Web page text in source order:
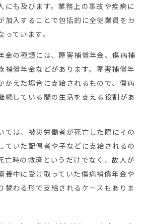
にも及びます。業務上の事故や疾病に
加入することで包括的に全従業員をカ
ています。
金の種類には、障害補償年金、傷病補
補償年金などがあります。障害補償年
かえた場合に支給されるもので、傷病
続している間の生活を支える役割があ
ては、被災労働者が死亡した際にその
ていた配偶者や子などに支給されるの
亡時の救済というだけでなく、故人が
養中に受け取っていた傷病補償年金や
替わる形で支給されるケースもありま